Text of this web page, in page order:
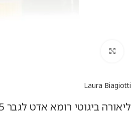
Laura Biagiotti
ליאורה ביגוטי רומא אדט לגבר 75מ”ל